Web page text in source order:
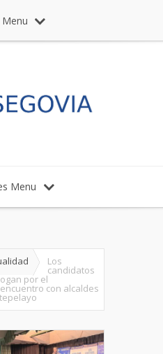
Menu
Menu
Los
candidatos
por el
con alcaldes